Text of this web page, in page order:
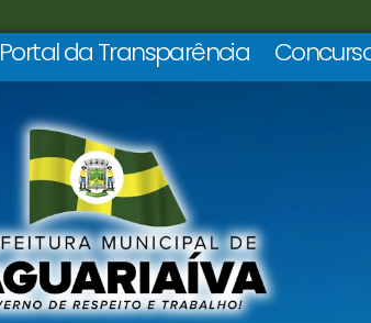
Portal da Transparência